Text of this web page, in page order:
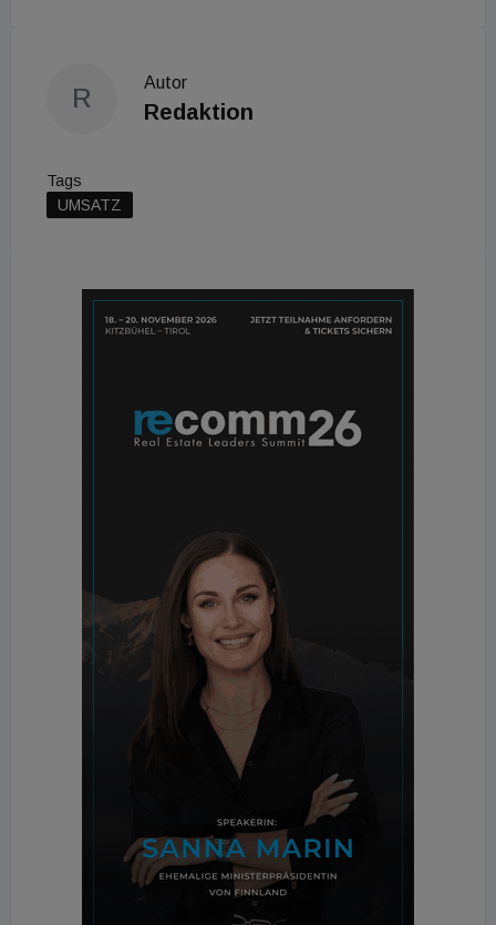
R
Autor
Redaktion
Tags
UMSATZ